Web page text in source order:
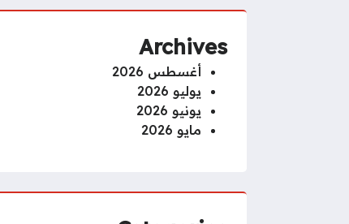
Archives
أغسطس 2026
يوليو 2026
يونيو 2026
مايو 2026